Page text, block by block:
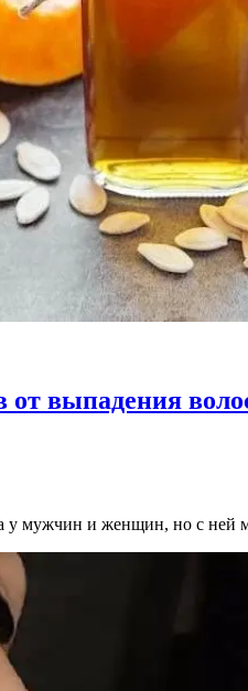
от выпадения
у мужчин и женщин, но с ней